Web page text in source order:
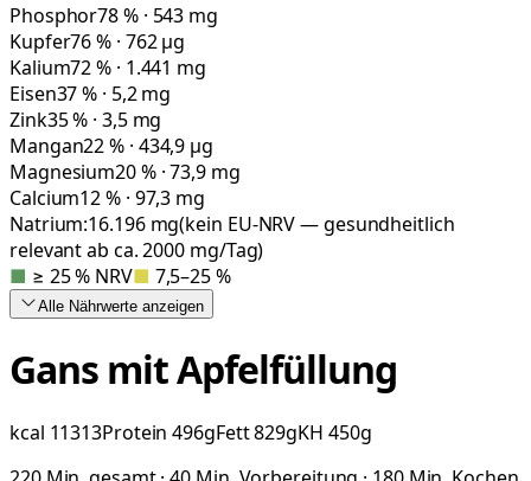
Phosphor78 % · 543 mg
Kupfer76 % · 762 µg
Kalium72 % · 1.441 mg
Eisen37 % · 5,2 mg
Zink35 % · 3,5 mg
Mangan22 % · 434,9 µg
Magnesium20 % · 73,9 mg
Calcium12 % · 97,3 mg
Natrium:16.196mg(kein EU-NRV — gesundheitlich
relevant ab ca. 2000 mg/Tag)
■ ≥ 25 % NRV■ 7,5–25 %
Alle Nährwerte anzeigen
Gans mit Apfelfüllung
kcal 11313Protein 496gFett829gKH 450g